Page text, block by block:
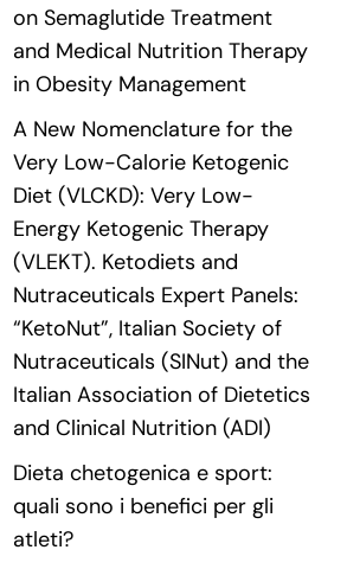
on Semaglutide Treatment
and Medical Nutrition Therapy
in Obesity Management
A New Nomenclature for the
Very Low-Calorie Ketogenic
Diet (VLCKD): Very Low-
Energy Ketogenic Therapy
(VLEKT). Ketodiets and
Nutraceuticals Expert Panels:
“KetoNut”, Italian Society of
Nutraceuticals (SINut) and the
Italian Association of Dietetics
and Clinical Nutrition (ADI)
Dieta chetogenica e sport:
quali sono i benefici per gli
atleti?